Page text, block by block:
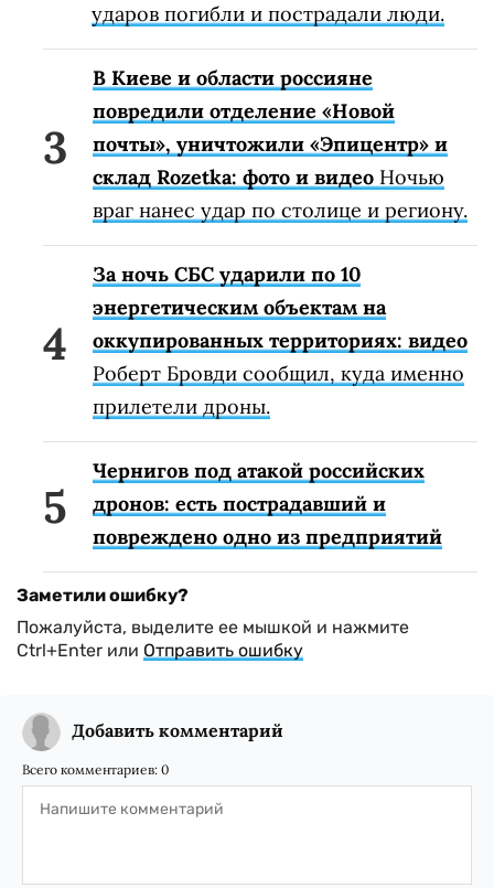
ударов погибли и пострадали люди.
В Киеве и области россияне
повредили отделение «Новой
почты», уничтожили «Эпицентр» и
склад Rozetka: фото и видео Ночью
враг нанес удар по столице и региону.
За ночь СБС ударили по 10
энергетическим объектам на
оккупированных территориях: видео
Роберт Бровди сообщил, куда именно
прилетели дроны.
Чернигов под атакой российских
дронов: есть пострадавший и
повреждено одно из предприятий
Заметили ошибку?
Пожалуйста, выделите ее мышкой и нажмите
Ctrl+Enter или Отправить ошибку
Добавить комментарий
Всего комментариев: 0